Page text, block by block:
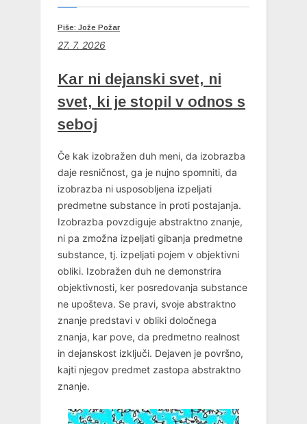
Piše: Jože Požar
27. 7. 2026
Kar ni dejanski svet, ni
svet, ki je stopil v odnos s
seboj
Če kak izobražen duh meni, da izobrazba
daje resničnost, ga je nujno spomniti, da
izobrazba ni usposobljena izpeljati
predmetne substance in proti postajanja.
Izobrazba povzdiguje abstraktno znanje,
ni pa zmožna izpeljati gibanja predmetne
substance, tj. izpeljati pojem v objektivni
obliki. Izobražen duh ne demonstrira
objektivnosti, ker posredovanja substance
ne upošteva. Se pravi, svoje abstraktno
znanje predstavi v obliki določnega
znanja, kar pove, da predmetno realnost
in dejanskost izključi. Dejaven je površno,
kajti njegov predmet zastopa abstraktno
znanje.